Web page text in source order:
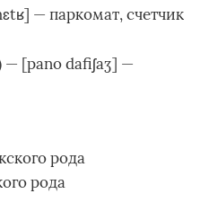
— паркомат, счетчик
— [pano dafiʃaʒ] —
рода
рода